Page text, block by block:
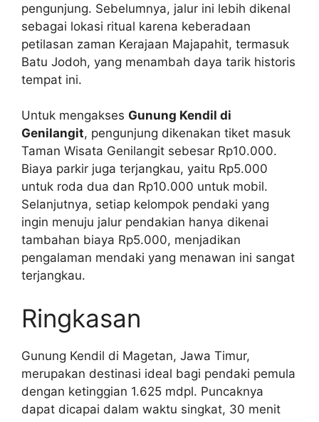
pengunjung. Sebelumnya, jalur ini lebih dikenal
sebagai lokasi ritual karena keberadaan
petilasan zaman Kerajaan Majapahit, termasuk
Batu Jodoh, yang menambah daya tarik historis
tempat ini.
Untuk mengakses Gunung Kendil di
Genilangit, pengunjung dikenakan tiket masuk
Taman Wisata Genilangit sebesar Rp10.000.
Biaya parkir juga terjangkau, yaitu Rp5.000
untuk roda dua dan Rp10.000 untuk mobil.
Selanjutnya, setiap kelompok pendaki yang
ingin menuju jalur pendakian hanya dikenai
tambahan biaya Rp5.000, menjadikan
pengalaman mendaki yang menawan ini sangat
terjangkau.
Ringkasan
Gunung Kendil di Magetan, Jawa Timur,
merupakan destinasi ideal bagi pendaki pemula
dengan ketinggian 1.625 mdpl. Puncaknya
dapat dicapai dalam waktu singkat, 30 menit